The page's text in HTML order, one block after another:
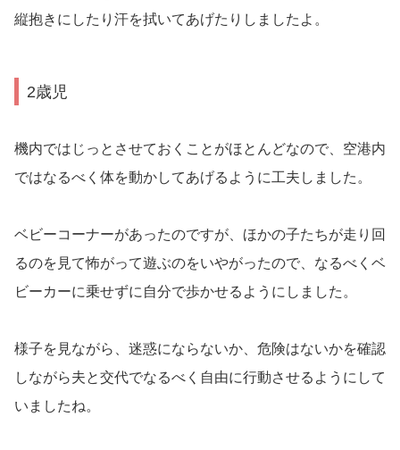
縦抱きにしたり汗を拭いてあげたりしましたよ。
2歳児
機内ではじっとさせておくことがほとんどなので、空港内
ではなるべく体を動かしてあげるように工夫しました。
ベビーコーナーがあったのですが、ほかの子たちが走り回
るのを見て怖がって遊ぶのをいやがったので、なるべくベ
ビーカーに乗せずに自分で歩かせるようにしました。
様子を見ながら、迷惑にならないか、危険はないかを確認
しながら夫と交代でなるべく自由に行動させるようにして
いましたね。